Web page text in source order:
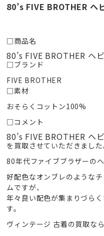
80’s FIVE BROTHER ヘ
□商品名
80’s FIVE BROTHER ヘ
□ブランド
FIVE BROTHER
□素材
おそらくコットン100%
□コメント
80’s FIVE BROTHER ヘ
を買取させていただきました
80年代ファイブブラザーの
好配色なオンブレのような
ムですが、
年々良い配色が集まりづら
す。
ヴィンテージ 古着の買取な